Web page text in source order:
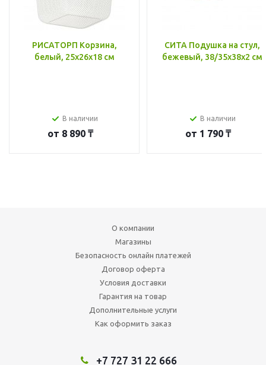
РИСАТОРП Корзина,
белый, 25x26x18 см
В наличии
от 8 890 ₸
СИТА Подушка на стул,
бежевый, 38/35x38x2 см
В наличии
от 1 790 ₸
О компании
Магазины
Безопасность онлайн платежей
Договор оферта
Условия доставки
Гарантия на товар
Дополнительные услуги
Как оформить заказ
+7 727 31 22 666